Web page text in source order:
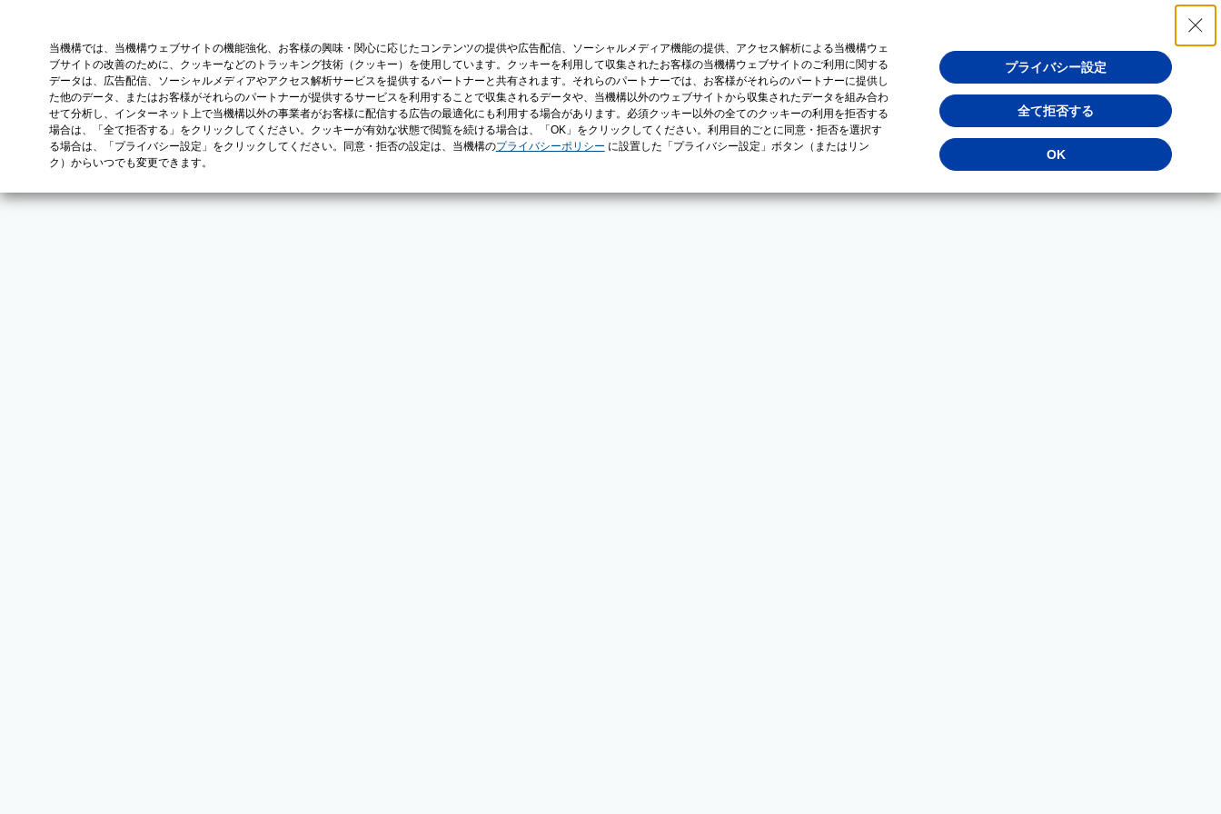
当機構では、当機構ウェブサイトの機能強化、お客様の興味・関心に応じたコンテンツの提供や広告配信、ソーシャルメディア機能の提供、アクセス解析による当機構ウェ
ブサイトの改善のために、クッキーなどのトラッキング技術（クッキー）を使用しています。クッキーを利用して収集されたお客様の当機構ウェブサイトのご利用に関する
データは、広告配信、ソーシャルメディアやアクセス解析サービスを提供するパートナーと共有されます。それらのパートナーでは、お客様がそれらのパートナーに提供し
た他のデータ、またはお客様がそれらのパートナーが提供するサービスを利用することで収集されるデータや、当機構以外のウェブサイトから収集されたデータを組み合わ
せて分析し、インターネット上で当機構以外の事業者がお客様に配信する広告の最適化にも利用する場合があります。必須クッキー以外の全てのクッキーの利用を拒否する
場合は、「全て拒否する」をクリックしてください。クッキーが有効な状態で閲覧を続ける場合は、「OK」をクリックしてください。利用目的ごとに同意・拒否を選択す
る場合は、「プライバシー設定」をクリックしてください。同意・拒否の設定は、当機構のプライバシーポリシー に設置した「プライバシー設定」ボタン（またはリン
ク）からいつでも変更できます。
プライバシー設定
全て拒否する
OK